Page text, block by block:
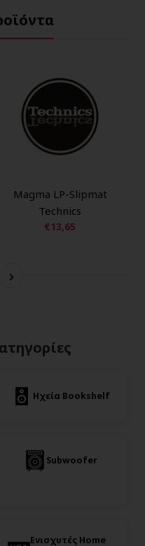
Magma LP-Slipmat
Technics
€13,65
Ηχεία Bookshelf
Subwoofer
Ενισχυτές Home